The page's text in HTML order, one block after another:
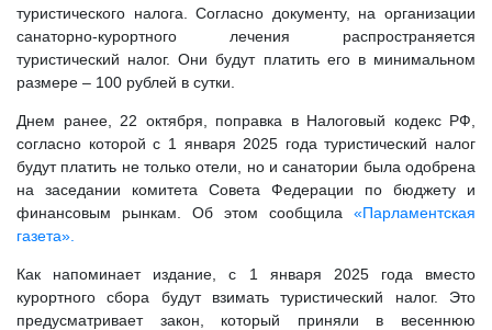
туристического налога. Согласно документу, на организации
санаторно-курортного лечения распространяется
туристический налог. Они будут платить его в минимальном
размере – 100 рублей в сутки.
Днем ранее, 22 октября, поправка в Налоговый кодекс РФ,
согласно которой с 1 января 2025 года туристический налог
будут платить не только отели, но и санатории была одобрена
на заседании комитета Совета Федерации по бюджету и
финансовым рынкам. Об этом сообщила «Парламентская
газета».
Как напоминает издание, с 1 января 2025 года вместо
курортного сбора будут взимать туристический налог. Это
предусматривает закон, который приняли в весеннюю